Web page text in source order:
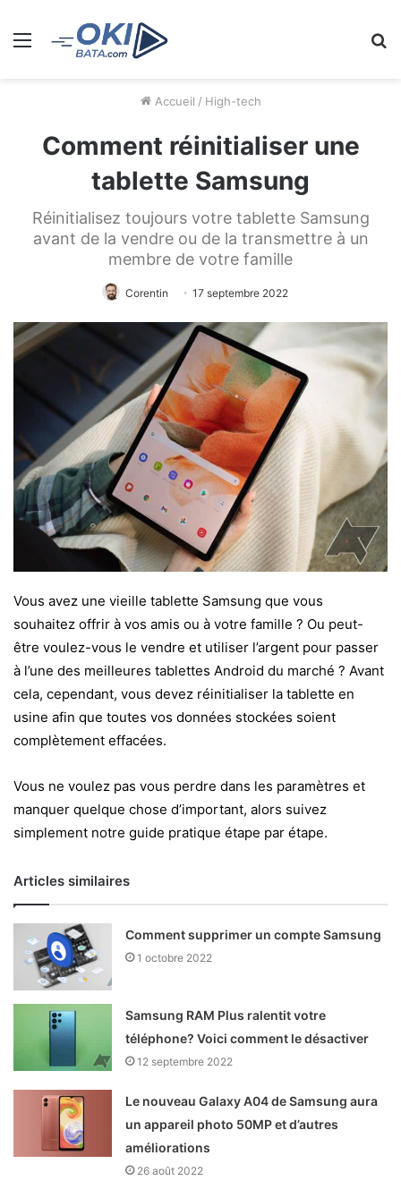
Menu
Accueil / High-tech
Comment réinitialiser une
tablette Samsung
Réinitialisez toujours votre tablette Samsung
avant de la vendre ou de la transmettre à un
membre de votre famille
Corentin 17 septembre 2022
Vous avez une vieille tablette Samsung que vous
souhaitez offrir à vos amis ou à votre famille ? Ou peut-
être voulez-vous le vendre et utiliser l’argent pour passer
à l’une des meilleures tablettes Android du marché ? Avant
cela, cependant, vous devez réinitialiser la tablette en
usine afin que toutes vos données stockées soient
complètement effacées.
Vous ne voulez pas vous perdre dans les paramètres et
manquer quelque chose d’important, alors suivez
simplement notre guide pratique étape par étape.
Articles similaires
Comment supprimer un compte Samsung
1 octobre 2022
Samsung RAM Plus ralentit votre
téléphone? Voici comment le désactiver
12 septembre 2022
Le nouveau Galaxy A04 de Samsung aura
un appareil photo 50MP et d’autres
améliorations
26 août 2022